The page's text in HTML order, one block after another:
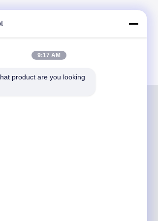
completo de alto nivel de
dentales certificados con
Es El compromiso con
y los servicios profesionales ha
los mercados europeos y
9:17 AM
product are you looking